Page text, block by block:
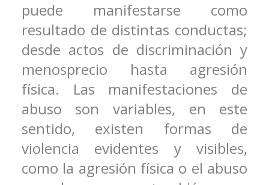
puede manifestarse como
resultado de distintas conductas;
desde actos de discriminación y
menosprecio hasta agresión
física. Las manifestaciones de
abuso son variables, en este
sentido, existen formas de
violencia evidentes y visibles,
como la agresión física o el abuso